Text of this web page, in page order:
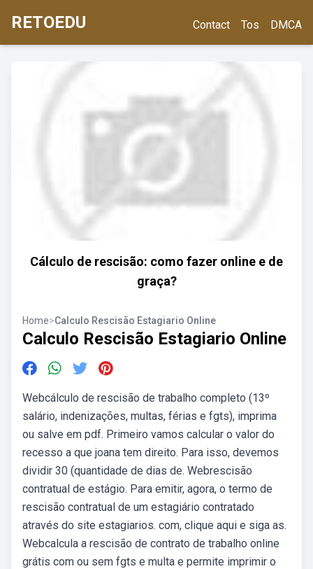
RETOEDU Contact Tos DMCA
Cálculo de rescisão: como fazer online e de
graça?
Home>Calculo Rescisão Estagiario Online
Calculo Rescisão Estagiario Online
Webcálculo de rescisão de trabalho completo (13º
salário, indenizações, multas, férias e fgts), imprima
ou salve em pdf. Primeiro vamos calcular o valor do
recesso a que joana tem direito. Para isso, devemos
dividir 30 (quantidade de dias de. Webrescisão
contratual de estágio. Para emitir, agora, o termo de
rescisão contratual de um estagiário contratado
através do site estagiarios. com, clique aqui e siga as.
Webcalcula a rescisão de contrato de trabalho online
grátis com ou sem fgts e multa e permite imprimir o